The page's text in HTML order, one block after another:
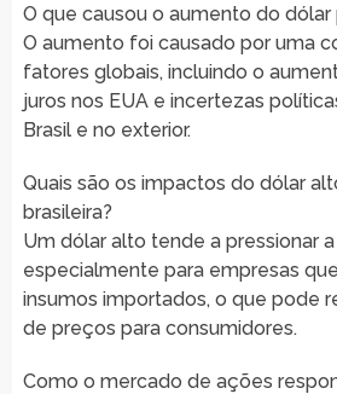
O que causou o aumento do dólar
O aumento foi causado por uma
fatores globais, incluindo o
juros nos EUA e incertezas
Brasil e no exterior.
Quais são os impactos do dólar
brasileira?
Um dólar alto tende a pressionar
especialmente para empresas
insumos importados, o que pode
de preços para consumidores.
Como o mercado de ações